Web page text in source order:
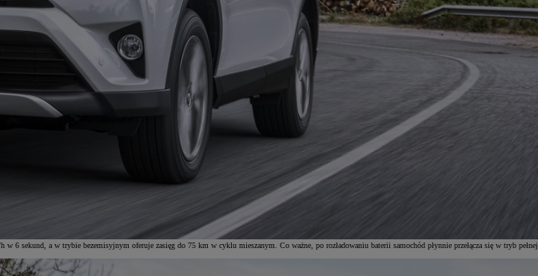
a w trybie bezemisyjnym oferuje zasięg do 75 km w cyklu mieszanym. Co ważne, po rozładowaniu baterii samochód płynnie przełącza się w tryb pełnej